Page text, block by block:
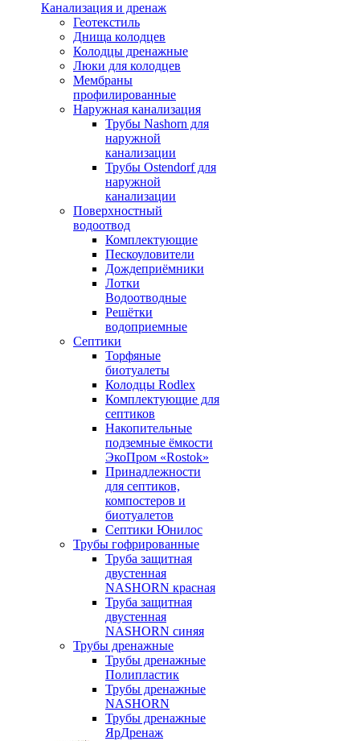
Канализация и дренаж
Геотекстиль
Днища колодцев
Колодцы дренажные
Люки для колодцев
Мембраны
профилированные
Наружная канализация
Трубы Nashorn для
наружной
канализации
Трубы Ostendorf для
наружной
канализации
Поверхностный
водоотвод
Комплектующие
Пескоуловители
Дождеприёмники
Лотки
Водоотводные
Решётки
водоприемные
Септики
Торфяные
биотуалеты
Колодцы Rodlex
Комплектующие для
септиков
Накопительные
подземные ёмкости
ЭкоПром «Rostok»
Принадлежности
для септиков,
компостеров и
биотуалетов
Септики Юнилос
Трубы гофрированные
Труба защитная
двустенная
NASHORN красная
Труба защитная
двустенная
NASHORN синяя
Трубы дренажные
Трубы дренажные
Полипластик
Трубы дренажные
NASHORN
Трубы дренажные
ЯрДренаж